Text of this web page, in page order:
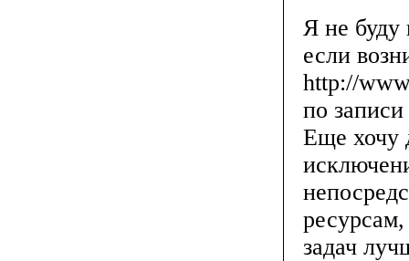
Я не буду
если
http://
по
Еще хочу
задач